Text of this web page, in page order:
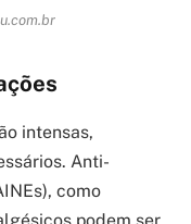
intensas,
Anti-
como
podem ser